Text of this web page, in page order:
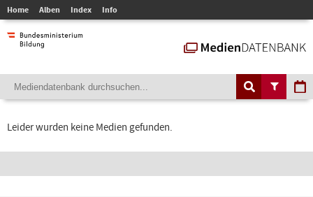
Home Alben Index Info
Leider wurden keine Medien gefunden.